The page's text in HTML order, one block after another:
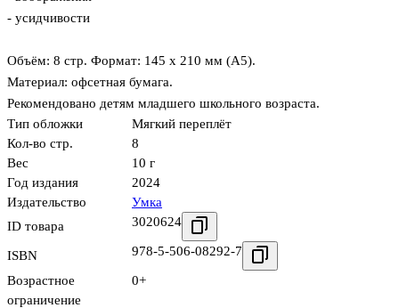
- усидчивости
Объём: 8 стр. Формат: 145 x 210 мм (А5).
Материал: офсетная бумага.
Рекомендовано детям младшего школьного возраста.
Тип обложки
Мягкий переплёт
Кол-во стр.
8
Вес
10 г
Год издания
2024
Издательство
Умка
ID товара
3020624
ISBN 978-5-506-08292-7
Возрастное
ограничение
0+